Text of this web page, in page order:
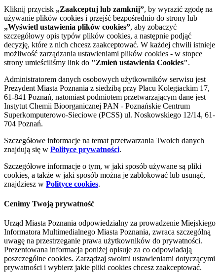
Kliknij przycisk „Zaakceptuj lub zamknij”, by wyrazić zgodę na
używanie plików cookies i przejść bezpośrednio do strony lub
„Wyświetl ustawienia plików cookies”, aby zobaczyć
szczegółowy opis typów plików cookies, a następnie podjąć
decyzję, które z nich chcesz zaakceptować. W każdej chwili istnieje
możliwość zarządzania ustawieniami plików cookies - w stopce
strony umieściliśmy link do "Zmień ustawienia Cookies".
Administratorem danych osobowych użytkowników serwisu jest
Prezydent Miasta Poznania z siedzibą przy Placu Kolegiackim 17,
61-841 Poznań, natomiast podmiotem przetwarzającym dane jest
Instytut Chemii Bioorganicznej PAN - Poznańskie Centrum
Superkomputerowo-Sieciowe (PCSS) ul. Noskowskiego 12/14, 61-
704 Poznań.
Szczegółowe informacje na temat przetwarzania Twoich danych
znajdują się w Polityce prywatności.
Szczegółowe informacje o tym, w jaki sposób używane są pliki
cookies, a także w jaki sposób można je zablokować lub usunąć,
znajdziesz w Polityce cookies.
Cenimy Twoją prywatność
Urząd Miasta Poznania odpowiedzialny za prowadzenie Miejskiego
Informatora Multimedialnego Miasta Poznania, zwraca szczególną
uwagę na przestrzeganie prawa użytkowników do prywatności.
Prezentowana informacja poniżej opisuje za co odpowiadają
poszczególne cookies. Zarządzaj swoimi ustawieniami dotyczącymi
prywatności i wybierz jakie pliki cookies chcesz zaakceptować.